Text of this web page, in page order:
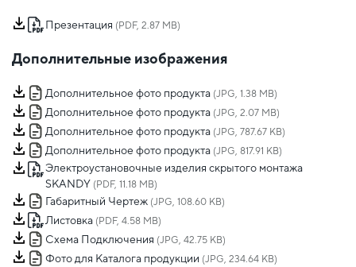
Презентация (PDF, 2.87 MB)
Дополнительные изображения
Дополнительное фото продукта (JPG, 1.38 MB)
Дополнительное фото продукта (JPG, 2.07 MB)
Дополнительное фото продукта (JPG, 787.67 KB)
Дополнительное фото продукта (JPG, 817.91 KB)
Электроустановочные изделия скрытого монтажа
SKANDY (PDF, 11.18 MB)
Габаритный Чертеж (JPG, 108.60 KB)
Листовка (PDF, 4.58 MB)
Схема Подключения (JPG, 42.75 KB)
Фото для Каталога продукции (JPG, 234.64 KB)